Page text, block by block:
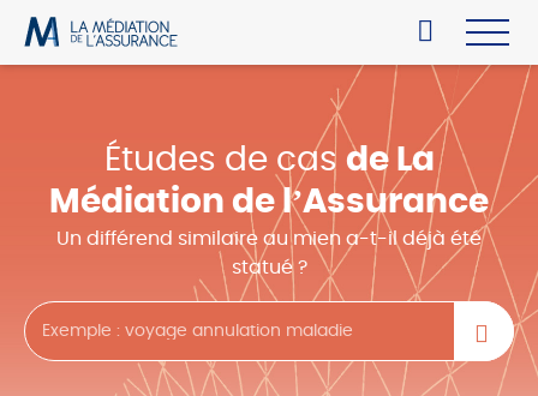
Études de cas de La
Médiation de l’Assurance
Un différend similaire au mien a-t-il déjà été
statué ?